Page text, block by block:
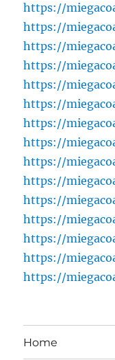
https://
https://
https://
https://
https://
https://
https://
https://
https://
https://
https://
https://
https://
https://
https://
Home